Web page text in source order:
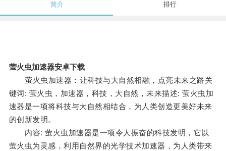
简介 排行
萤火虫加速器安卓下载
萤火虫加速器：让科技与大自然相融，点亮未来之路关
键词: 萤火虫，加速器，科技，大自然，未来描述: 萤火虫加
速器是一项将科技与大自然相结合，为人类创造更美好未来
的创新发明。
内容: 萤火虫加速器是一项令人振奋的科技发明，它以
萤火虫为灵感，利用自然界的光学技术加速器，为人类带来